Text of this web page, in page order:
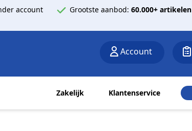
account Grootste aanbod: 60.000+ artikelen
Account
Zakelijk Klantenservice